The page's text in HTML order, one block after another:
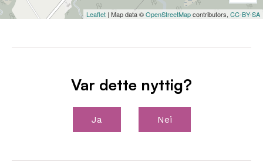
Leaflet | Map data ©OpenStreetMapcontributors, CC-BY-SA
Var dette nyttig?
Ja Nei